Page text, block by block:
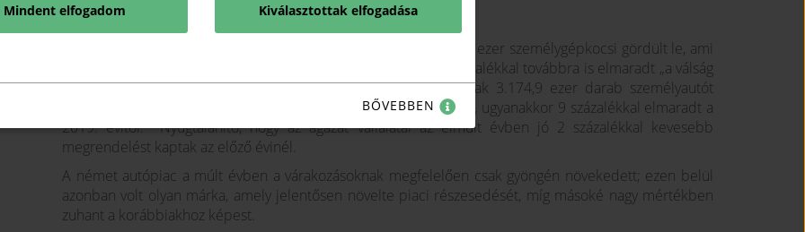
Az autópiac nyertesei és vesztesei
ban a belföldi szerelőszalagokról 4.151,8 ezer személygépkocsi gördült le, ami
2 százalékkal meghaladta ugyan az egy évvel korábbit, de 11 százalékkal továbbra is elmaradt „a válság
előtti” azaz 2019. évi teljesítménytől. A németországi autógyárak 3.174,9 ezer darab személyautót
külföldön értékesítettek, ami megegyezik az egy évvel korábbival, ugyanakkor 9 százalékkal elmaradt a
2019. évitől. Nyugtalanító, hogy az ágazat vállalatai az elmúlt évben jó 2 százalékkal kevesebb
megrendelést kaptak az előző évinél.
A német autópiac a múlt évben a várakozásoknak megfelelően csak gyöngén növekedett; ezen belül
azonban volt olyan márka, amely jelentősen növelte piaci részesedését, míg másoké nagy mértékben
zuhant a korábbiakhoz képest.
Mindent elfogadom Kiválasztottak elfogadása
BŐVEBBEN